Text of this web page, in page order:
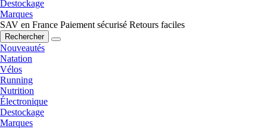
Destockage
Marques
SAV en France Paiement sécurisé Retours faciles
Rechercher
Nouveautés
Natation
Vélos
Running
Nutrition
Électronique
Destockage
Marques